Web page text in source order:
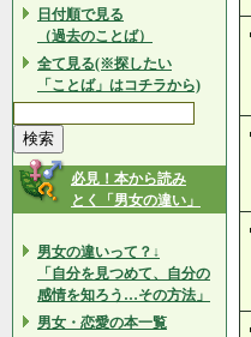
日付順で見る
（過去のことば）
全て見る(※探したい
「ことば」はコチラから)
必見！本から読み
とく「男女の違い」
男女の違いって？↓
「自分を見つめて、自分の
感情を知ろう…その方法」
男女・恋愛の本一覧